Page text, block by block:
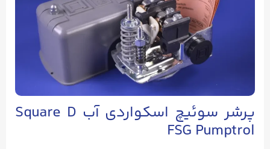
پرشر سوئیچ اسکواردی آب Square D
FSG Pumptrol